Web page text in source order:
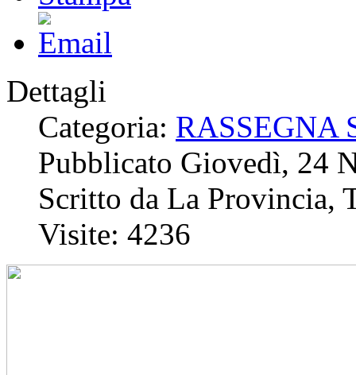
Dettagli
Categoria: RASSEGNA
Pubblicato Giovedì, 24
Scritto da La Provincia,
Visite: 4236